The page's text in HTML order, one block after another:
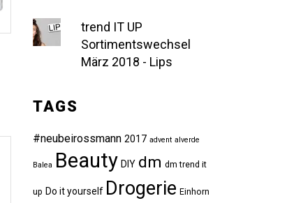
trend IT UP
Sortimentswechsel
März 2018 - Lips
TAGS
#neubeirossmann 2017 advent alverde
Balea Beauty DIY dm dm trend it
up Do it yourself Drogerie Einhorn